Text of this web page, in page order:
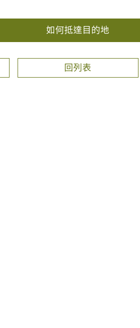
如何抵達目的地
回列表